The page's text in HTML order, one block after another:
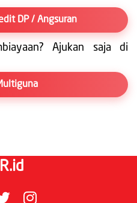
DP / Angsuran
Ajukan saja di